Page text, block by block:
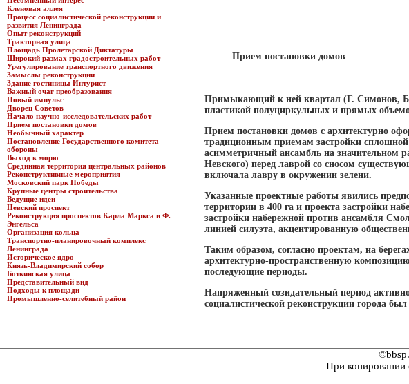
Кленовая аллея
Процесс социалистической реконструкции и
развития Ленинграда
Опыт реконструкций
Тракторная улица
Площадь Пролетарской Диктатуры
Широкий размах градостроительных работ
Урегулирование транспортного движения
Замыслы реконструкции
Здание гостиницы Интурист
Важный очаг преобразования
Новый импульс
Дворец Советов
Начало научно-исследовательских работ
Прием постановки домов
Необычный характер
Постановление Государственного комитета
обороны
Выход к морю
Срединная территория центральных районов
Реконструктивные мероприятия
Московский парк Победы
Крупные центры строительства
Ведущие идеи
Невский проспект
Реконструкция проспектов Карла Маркса и Ф.
Энгельса
Организация кольца
Транспортно-планировочный комплекс
Ленинграда
Историческое ядро
Князь-Владимирский собор
Боткинская улица
Представительный вид
Подходы к площади
Промышленно-селитебный район
Прием постановки домов
Примыкающий к ней квартал (Г. Симонов,
пластикой полуциркульных и прямых
Прием постановки домов с архитектурно
традиционным приемам застройки
асимметричный ансамбль на значительном
Невского) перед лаврой со сносом
включала лавру в окружении зелени.
Указанные проектные работы явились
территории в 400 га и проекта застройки
застройки набережной против ансамбля
линией силуэта, акцентированную
Таким образом, согласно проектам, на
архитектурно-пространственную
последующие периоды.
Напряженный созидательный период
социалистической реконструкции города
При копировании